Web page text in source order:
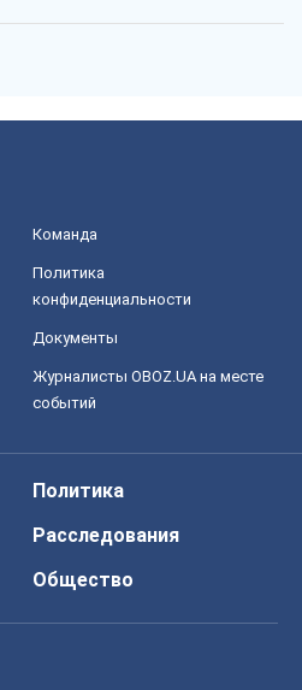
Команда
Политика
конфиденциальности
Документы
Журналисты OBOZ.UA на месте
событий
Политика
Расследования
Общество